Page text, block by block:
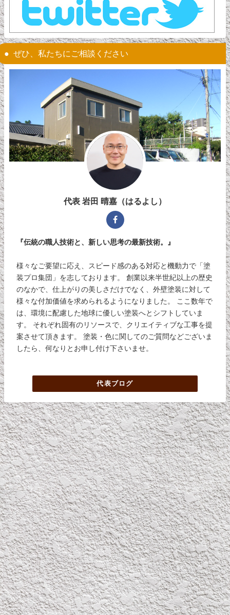
ぜひ、私たちにご相談ください
代表 岩田 晴嘉（はるよし）
『伝統の職人技術と、新しい思考の最新技術。』
様々なご要望に応え、スピード感のある対応と機動力で「塗
装プロ集団」を志しております。 創業以来半世紀以上の歴史
のなかで、仕上がりの美しさだけでなく、外壁塗装に対して
様々な付加価値を求められるようになりました。 ここ数年で
は、環境に配慮した地球に優しい塗装へとシフトしていま
す。 それぞれ固有のリソースで、クリエイティブな工事を提
案させて頂きます。 塗装・色に関してのご質問などございま
したら、何なりとお申し付け下さいませ。
代表ブログ